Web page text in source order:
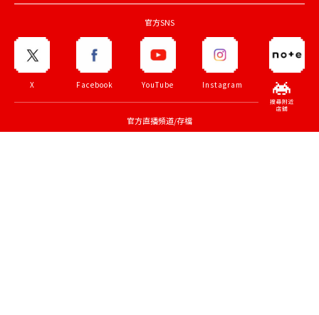
官方SNS
X Facebook YouTube Instagram note
官方直播頻道/存檔